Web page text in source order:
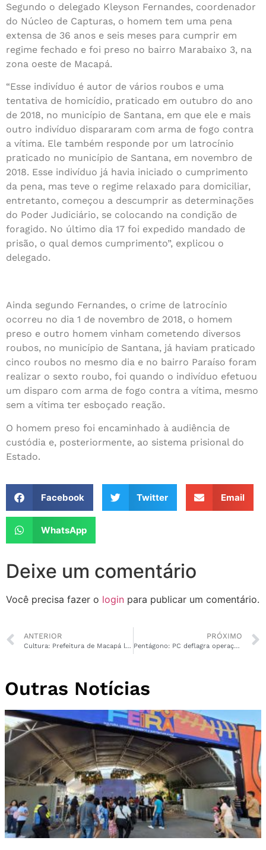
Segundo o delegado Kleyson Fernandes, coordenador
do Núcleo de Capturas, o homem tem uma pena
extensa de 36 anos e seis meses para cumprir em
regime fechado e foi preso no bairro Marabaixo 3, na
zona oeste de Macapá.
“Esse indivíduo é autor de vários roubos e uma
tentativa de homicídio, praticado em outubro do ano
de 2018, no município de Santana, em que ele e mais
outro indivíduo dispararam com arma de fogo contra
a vítima. Ele também responde por um latrocínio
praticado no município de Santana, em novembro de
2018. Esse indivíduo já havia iniciado o cumprimento
da pena, mas teve o regime relaxado para domiciliar,
entretanto, começou a descumprir as determinações
do Poder Judiciário, se colocando na condição de
foragido. No último dia 17 foi expedido mandado de
prisão, o qual demos cumprimento”, explicou o
delegado.
Ainda segundo Fernandes, o crime de latrocínio
ocorreu no dia 1 de novembro de 2018, o homem
preso e outro homem vinham cometendo diversos
roubos, no município de Santana, já haviam praticado
cinco roubos no mesmo dia e no bairro Paraíso foram
realizar o sexto roubo, foi quando o indivíduo efetuou
um disparo com arma de fogo contra a vítima, mesmo
sem a vítima ter esboçado reação.
O homem preso foi encaminhado à audiência de
custódia e, posteriormente, ao sistema prisional do
Estado.
Facebook Twitter Email
WhatsApp
Deixe um comentário
Você precisa fazer o login para publicar um comentário.
ANTERIOR
Cultura: Prefeitura de Macapá lança editais da Lei Paulo Gustavo
PRÓXIMO
Pentágono: PC deflagra operação e prende 13 suspeitos de envolvimento com o tráfico de drogas em seis Estados
Outras Notícias